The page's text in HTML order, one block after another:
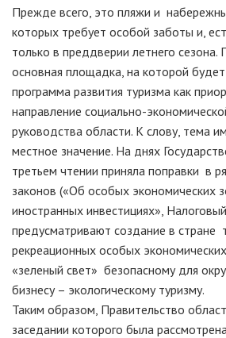
Прежде всего, это пляжи и
которых требует особой заботы и,
только в преддверии летнего сезона.
основная площадка, на которой
программа развития туризма как
направление социально-
руководства области. К слову, тема
местное значение. На днях
третьем чтении приняла поправки в
законов («Об особых экономических
иностранных инвестициях»,
предусматривают создание в стране
рекреационных особых
«зеленый свет» безопасному для
бизнесу – экологическому туризму.
Таким образом, Правительство
заседании которого была